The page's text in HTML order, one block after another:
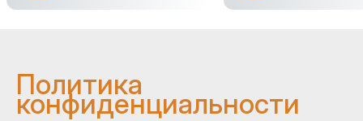
Политика
конфиденциальности